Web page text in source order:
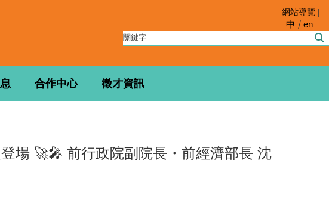
網站導覽 |
中 en
合作中心 徵才資訊
場 🚀🎤 前行政院副院長・前經濟部長 沈